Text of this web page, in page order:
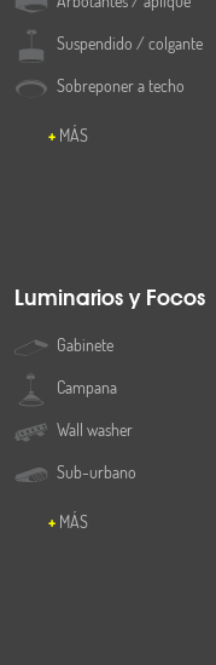
Suspendido / colgante
Sobreponer a techo
MÁS
Luminarios y Focos
Gabinete
Campana
Wall washer
Sub-urbano
MÁS